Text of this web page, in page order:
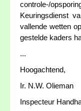
controle-/
Keuringsdienst
vallende wetten
gestelde kaders
...
Hoogachtend,
Ir. N.W. Olieman
Inspecteur